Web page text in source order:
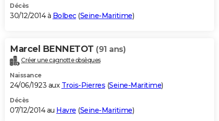
Décès
30/12/2014 à Bolbec(Seine-Maritime)
Marcel BENNETOT (91 ans)
Créer une cagnotte obsèques
Naissance
24/06/1923 aux Trois-Pierres (Seine-Maritime)
Décès
07/12/2014 au Havre (Seine-Maritime)